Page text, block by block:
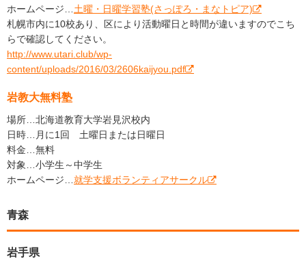
ホームページ… 土曜・日曜学習塾(さっぽろ・まなトピア)
札幌市内に10校あり、区により活動曜日と時間が違いますのでこち
らで確認してください。
http://www.utari.club/wp-
content/uploads/2016/03/2606kaijyou.pdf
岩教大無料塾
場所…北海道教育大学岩見沢校内
日時…月に1回 土曜日または日曜日
料金…無料
対象…小学生～中学生
ホームページ… 就学支援ボランティアサークル
青森
岩手県